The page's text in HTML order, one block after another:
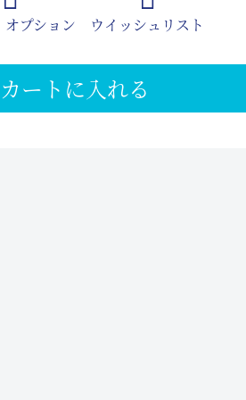
オプション ウイッシュリスト
カートに入れる